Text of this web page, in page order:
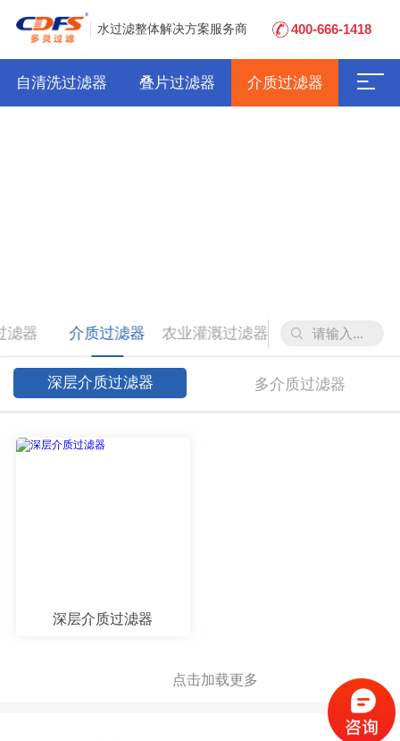
水过滤整体解决方案服务商 400-666-1418
自清洗过滤器 叠片过滤器 介质过滤器
滤器 介质过滤器 农业灌溉过滤器
深层介质过滤器 多介质过滤器
深层介质过滤器
点击加载更多